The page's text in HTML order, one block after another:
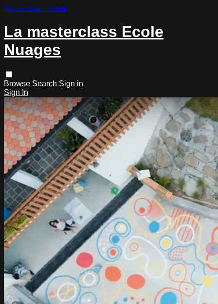
Skip to main content
La masterclass Ecole
Nuages
Browse Search Sign in
Sign In